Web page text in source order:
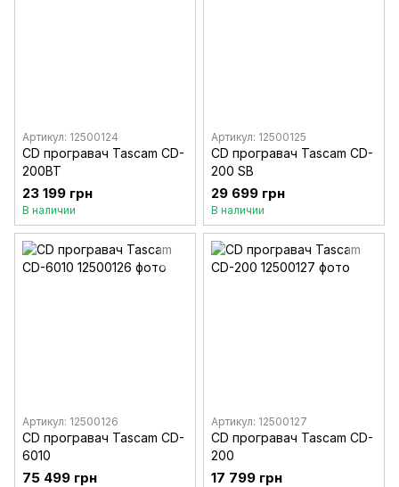
Артикул: 12500124
CD програвач Tascam CD-
200BT
23 199 грн
В наличии
Артикул: 12500125
CD програвач Tascam CD-
200 SB
29 699 грн
В наличии
Артикул: 12500126
CD програвач Tascam CD-
6010
75 499 грн
Артикул: 12500127
CD програвач Tascam CD-
200
17 799 грн